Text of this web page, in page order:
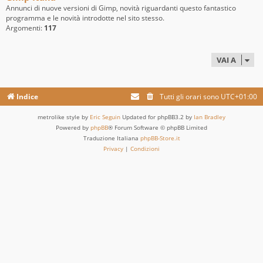
Annunci di nuove versioni di Gimp, novità riguardanti questo fantastico
programma e le novità introdotte nel sito stesso.
Argomenti: 117
VAI A
Indice Tutti gli orari sono UTC+01:00
metrolike style by Eric Seguin Updated for phpBB3.2 by Ian Bradley
Powered by phpBB® Forum Software © phpBB Limited
Traduzione Italiana phpBB-Store.it
Privacy | Condizioni